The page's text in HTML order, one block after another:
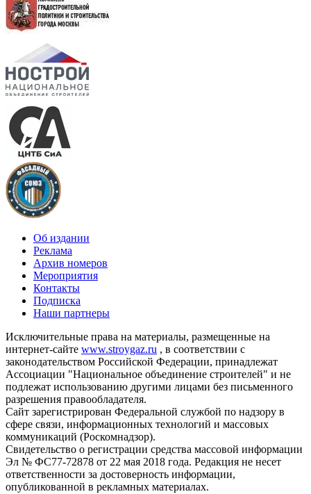
Об издании
Реклама
Архив номеров
Мероприятия
Контакты
Подписка
Наши партнеры
Исключительные права на материалы, размещенные на
интернет-сайте www.stroygaz.ru , в соответствии с
законодательством Российской Федерации, принадлежат
Ассоциации "Национальное объединение строителей" и не
подлежат использованию другими лицами без письменного
разрешения правообладателя.
Сайт зарегистрирован Федеральной службой по надзору в
сфере связи, информационных технологий и массовых
коммуникаций (Роскомнадзор).
Свидетельство о регистрации средства массовой информации
Эл № ФС77-72878 от 22 мая 2018 года. Редакция не несет
ответственности за достоверность информации,
опубликованной в рекламных материалах.